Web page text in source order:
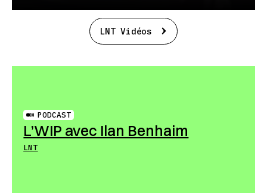
LNT Vidéos
PODCAST
L’WIP avec Ilan Benhaim
LNT